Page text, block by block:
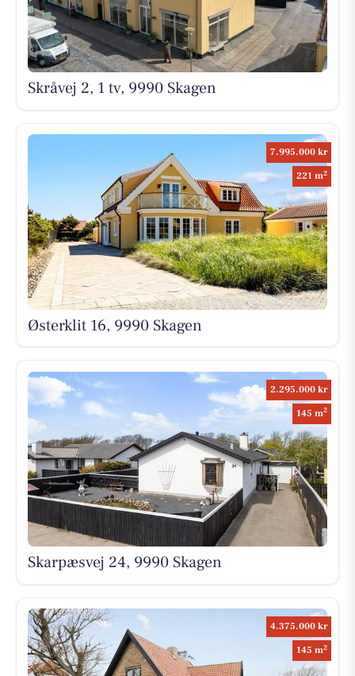
Skråvej 2, 1 tv, 9990 Skagen
7.995.000 kr
221 m2
Østerklit 16, 9990 Skagen
2.295.000 kr
145 m2
Skarpæsvej 24, 9990 Skagen
4.375.000 kr
145 m2